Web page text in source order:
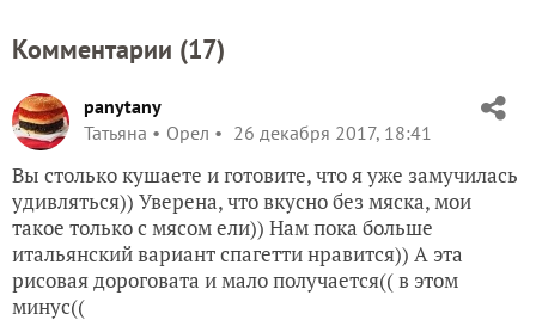
Комментарии (17)
panytany
Татьяна
Орел 26 декабря 2017, 18:41
Вы столько кушаете и готовите, что я уже замучилась
удивляться)) Уверена, что вкусно без мяска, мои
такое только с мясом ели)) Нам пока больше
итальянский вариант спагетти нравится)) А эта
рисовая дороговата и мало получается(( в этом
минус((